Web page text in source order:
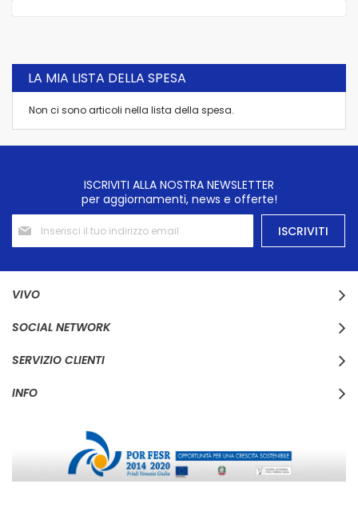
LA MIA LISTA DELLA SPESA
Non ci sono articoli nella lista della spesa.
ISCRIVITI ALLA NOSTRA NEWSLETTER
per aggiornamenti, news e offerte!
Iscriviti
alla
nostra
ISCRIVITI
VIVO
SOCIAL NETWORK
SERVIZIO CLIENTI
INFO